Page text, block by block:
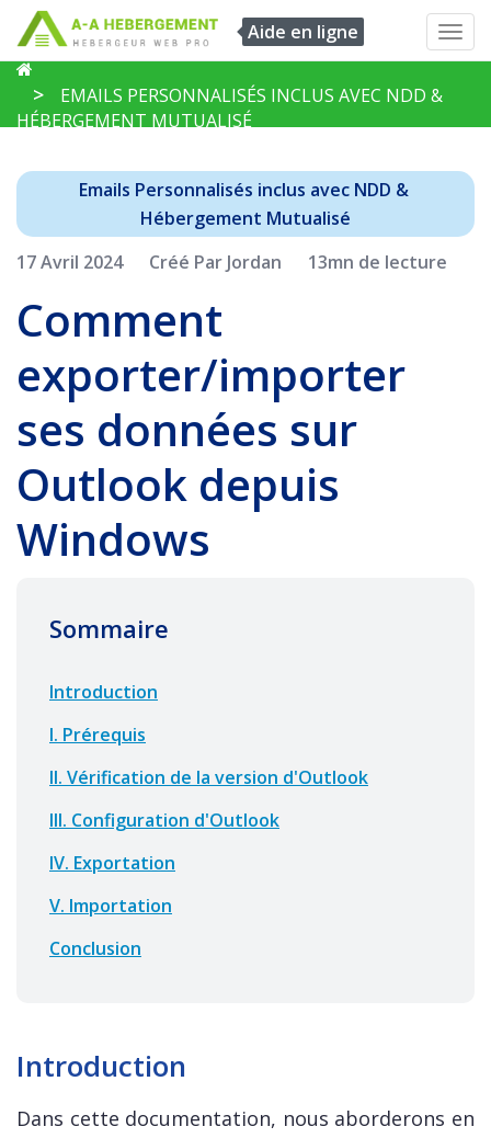
Aide en ligne
EMAILS PERSONNALISÉS INCLUS AVEC NDD &
HÉBERGEMENT MUTUALISÉ
Emails Personnalisés inclus avec NDD &
Hébergement Mutualisé
17 Avril 2024
Créé Par Jordan 13mn de lecture
Comment
exporter/importer
ses données sur
Outlook depuis
Windows
Sommaire
Introduction
I. Prérequis
II. Vérification de la version d'Outlook
III. Configuration d'Outlook
IV. Exportation
V. Importation
Conclusion
Introduction
Dans cette documentation, nous aborderons en